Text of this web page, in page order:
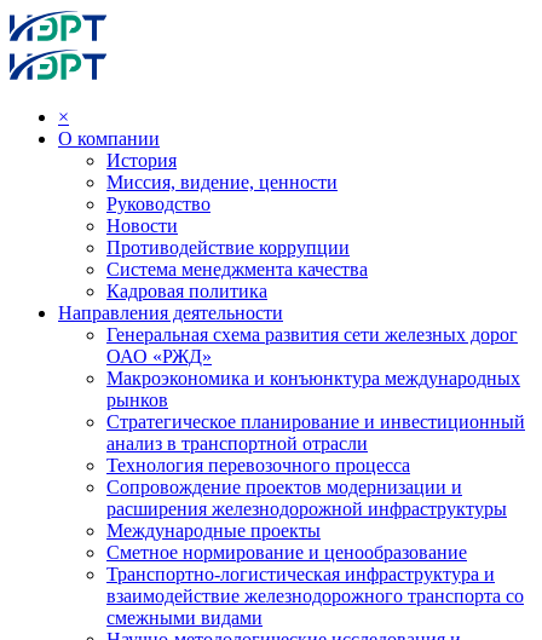
×
О компании
История
Миссия, видение, ценности
Руководство
Новости
Противодействие коррупции
Система менеджмента качества
Кадровая политика
Направления деятельности
Генеральная схема развития сети железных дорог
ОАО «РЖД»
Макроэкономика и конъюнктура международных
рынков
Стратегическое планирование и инвестиционный
анализ в транспортной отрасли
Технология перевозочного процесса
Сопровождение проектов модернизации и
расширения железнодорожной инфраструктуры
Международные проекты
Сметное нормирование и ценообразование
Транспортно-логистическая инфраструктура и
взаимодействие железнодорожного транспорта со
смежными видами